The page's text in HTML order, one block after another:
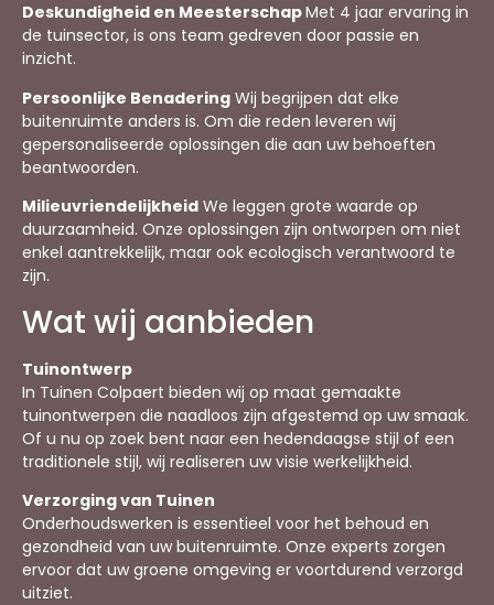
Deskundigheid en MeesterschapMet 4 jaar ervaring in
de tuinsector, is ons team gedreven door passie en
inzicht.
Persoonlijke Benadering Wij begrijpen dat elke
buitenruimte anders is. Om die reden leveren wij
gepersonaliseerde oplossingen die aan uw behoeften
beantwoorden.
Milieuvriendelijkheid We leggen grote waarde op
duurzaamheid. Onze oplossingen zijn ontworpen om niet
enkel aantrekkelijk, maar ook ecologisch verantwoord te
zijn.
Wat wij aanbieden
Tuinontwerp
In Tuinen Colpaert bieden wij op maat gemaakte
tuinontwerpen die naadloos zijn afgestemd op uw smaak.
Of u nu op zoek bent naar een hedendaagse stijl of een
traditionele stijl, wij realiseren uw visie werkelijkheid.
Verzorging van Tuinen
Onderhoudswerken is essentieel voor het behoud en
gezondheid van uw buitenruimte. Onze experts zorgen
ervoor dat uw groene omgeving er voortdurend verzorgd
uitziet.